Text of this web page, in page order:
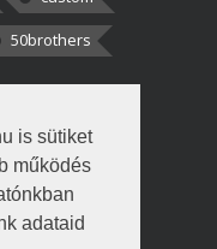
is sütiket
működés
adataid
50brothers
csak két
hogy fél autót,